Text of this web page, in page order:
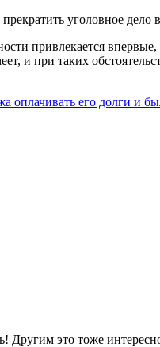
уголовное
привлекается
и при таких
оплачивать его долги и
Другим это тоже